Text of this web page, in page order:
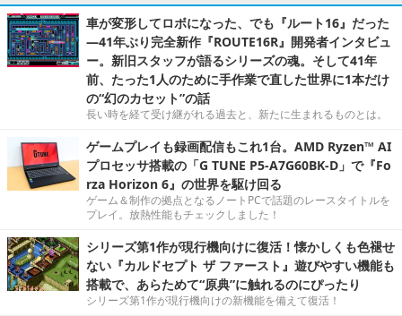
車が変形してロボになった、でも『ルート16』だった
―41年ぶり完全新作『ROUTE16R』開発者インタビュ
ー。新旧スタッフが語るシリーズの魂。そして41年
前、たった1人のために手作業で直した世界に1本だけ
の“幻のカセット”の話
長い時を経て受け継がれる過去と、新たに生まれるものとは。
ゲームプレイも録画配信もこれ1台。AMD Ryzen™ AI
プロセッサ搭載の「G TUNE P5-A7G60BK-D」で『Fo
rza Horizon 6』の世界を駆け回る
ゲーム＆制作の拠点となるノートPCで話題のレースタイトルを
プレイ。放熱性能もチェックしました！
シリーズ第1作が現行機向けに復活！懐かしくも色褪せ
ない『カルドセプト ザ ファースト』遊びやすい機能も
搭載で、あらためて“原典”に触れるのにぴったり
シリーズ第1作が現行機向けの新機能を備えて復活！